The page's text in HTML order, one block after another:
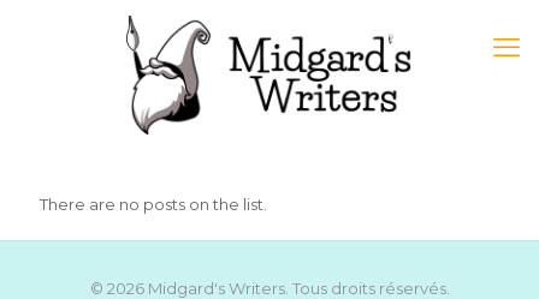
There are no posts on the list.
© 2026 Midgard's Writers. Tous droits réservés.